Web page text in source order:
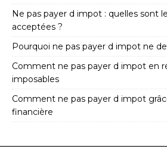
Ne pas payer d impot : quelles sont
acceptées ?
Pourquoi ne pas payer d impot ne
Comment ne pas payer d impot en
imposables
Comment ne pas payer d impot
financière